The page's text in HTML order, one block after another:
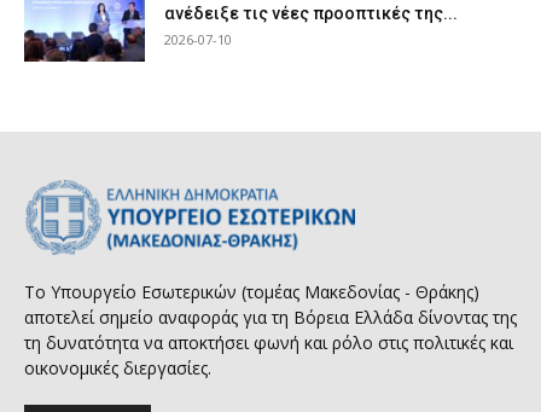
ανέδειξε τις νέες προοπτικές της...
2026-07-10
Το Υπουργείο Εσωτερικών (τομέας Μακεδονίας - Θράκης)
αποτελεί σημείο αναφοράς για τη Βόρεια Ελλάδα δίνοντας της
τη δυνατότητα να αποκτήσει φωνή και ρόλο στις πολιτικές και
οικονομικές διεργασίες.